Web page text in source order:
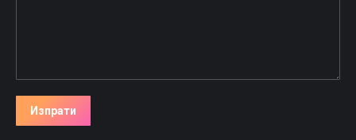
Изпрати